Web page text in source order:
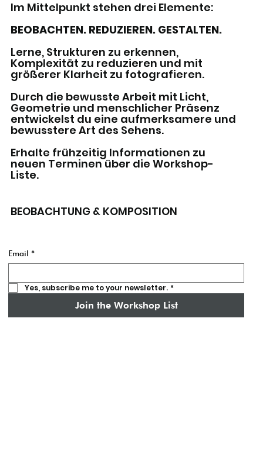
Im Mittelpunkt stehen drei Elemente:
BEOBACHTEN. REDUZIEREN. GESTALTEN.
Lerne, Strukturen zu erkennen,
Komplexität zu reduzieren und mit
größerer Klarheit zu fotografieren.
Durch die bewusste Arbeit mit Licht,
Geometrie und menschlicher Präsenz
entwickelst du eine aufmerksamere und
bewusstere Art des Sehens.
Erhalte frühzeitig Informationen zu
neuen Terminen über die Workshop-
Liste.
BEOBACHTUNG & KOMPOSITION
Email *
Yes, subscribe me to your newsletter. *
Join the Workshop List